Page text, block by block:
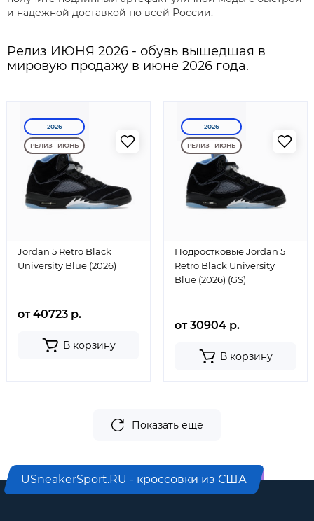
и надежной доставкой по всей России.
Релиз ИЮНЯ 2026 - обувь вышедшая в
мировую продажу в июне 2026 года.
2026
РЕЛИЗ - ИЮНЬ
Jordan 5 Retro Black
University Blue (2026)
от 40723 р.
В корзину
2026
РЕЛИЗ - ИЮНЬ
Подростковые Jordan 5
Retro Black University
Blue (2026) (GS)
от 30904 р.
В корзину
Показать еще
USneakerSport.RU - кроссовки из США